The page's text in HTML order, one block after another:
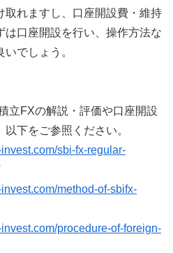
取れますし、口座開設費・維持
は口座開設を行い、操作方法な
でしょう。
立FXの解説・評価や口座開設
下をご参照ください。
sbi-fx-regular-
method-of-sbifx-
procedure-of-foreign-